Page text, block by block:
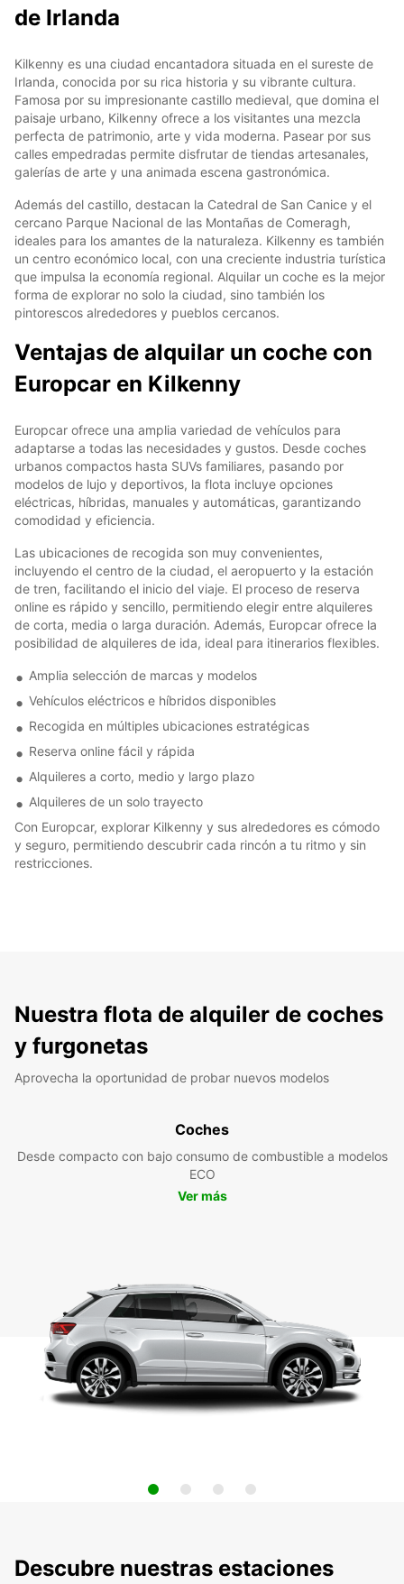
de Irlanda
Kilkenny es una ciudad encantadora situada en el sureste de
Irlanda, conocida por su rica historia y su vibrante cultura.
Famosa por su impresionante castillo medieval, que domina el
paisaje urbano, Kilkenny ofrece a los visitantes una mezcla
perfecta de patrimonio, arte y vida moderna. Pasear por sus
calles empedradas permite disfrutar de tiendas artesanales,
galerías de arte y una animada escena gastronómica.
Además del castillo, destacan la Catedral de San Canice y el
cercano Parque Nacional de las Montañas de Comeragh,
ideales para los amantes de la naturaleza. Kilkenny es también
un centro económico local, con una creciente industria turística
que impulsa la economía regional. Alquilar un coche es la mejor
forma de explorar no solo la ciudad, sino también los
pintorescos alrededores y pueblos cercanos.
Ventajas de alquilar un coche con
Europcar en Kilkenny
Europcar ofrece una amplia variedad de vehículos para
adaptarse a todas las necesidades y gustos. Desde coches
urbanos compactos hasta SUVs familiares, pasando por
modelos de lujo y deportivos, la flota incluye opciones
eléctricas, híbridas, manuales y automáticas, garantizando
comodidad y eficiencia.
Las ubicaciones de recogida son muy convenientes,
incluyendo el centro de la ciudad, el aeropuerto y la estación
de tren, facilitando el inicio del viaje. El proceso de reserva
online es rápido y sencillo, permitiendo elegir entre alquileres
de corta, media o larga duración. Además, Europcar ofrece la
posibilidad de alquileres de ida, ideal para itinerarios flexibles.
Amplia selección de marcas y modelos
Vehículos eléctricos e híbridos disponibles
Recogida en múltiples ubicaciones estratégicas
Reserva online fácil y rápida
Alquileres a corto, medio y largo plazo
Alquileres de un solo trayecto
Con Europcar, explorar Kilkenny y sus alrededores es cómodo
y seguro, permitiendo descubrir cada rincón a tu ritmo y sin
restricciones.
Nuestra flota de alquiler de coches
y furgonetas
Aprovecha la oportunidad de probar nuevos modelos
Coches
Desde compacto con bajo consumo de combustible a modelos
ECO
Ver más
Descubre nuestras estaciones